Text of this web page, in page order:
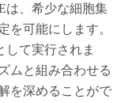
は、希少な細胞集
を可能にします。
して実行されま
ムと組み合わせる
を深めることがで